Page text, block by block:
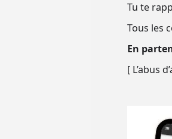
Tu te
Tous les
En
[ L’abus